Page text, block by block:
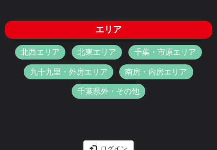
エリア
北西エリア 北東エリア 千葉・市原エリア
九十九里・外房エリア 南房・内房エリア
千葉県外・その他